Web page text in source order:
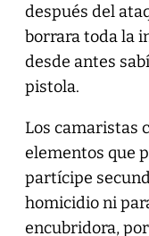
después del
borrara toda la
desde antes
pistola.
Los camaristas
elementos que
partícipe
homicidio ni
encubridora,